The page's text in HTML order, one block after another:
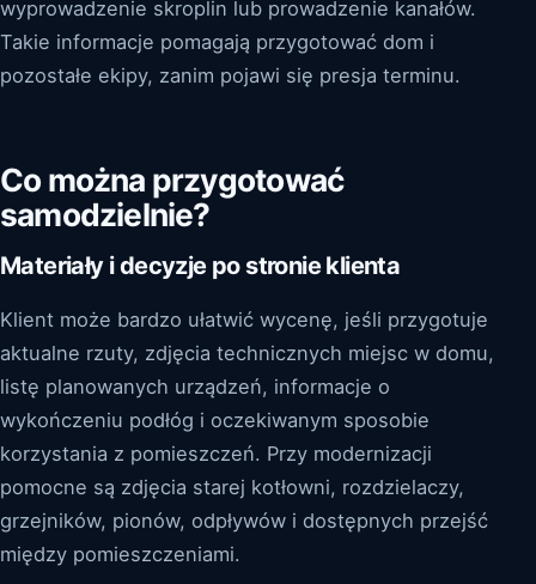
wyprowadzenie skroplin lub prowadzenie kanałów.
Takie informacje pomagają przygotować dom i
pozostałe ekipy, zanim pojawi się presja terminu.
Co można przygotować
samodzielnie?
Materiały i decyzje po stronie klienta
Klient może bardzo ułatwić wycenę, jeśli przygotuje
aktualne rzuty, zdjęcia technicznych miejsc w domu,
listę planowanych urządzeń, informacje o
wykończeniu podłóg i oczekiwanym sposobie
korzystania z pomieszczeń. Przy modernizacji
pomocne są zdjęcia starej kotłowni, rozdzielaczy,
grzejników, pionów, odpływów i dostępnych przejść
między pomieszczeniami.